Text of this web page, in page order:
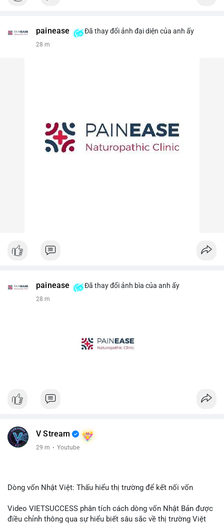
painease Đã thay đổi ảnh đại diện của anh ấy
28 m
painease Đã thay đổi ảnh bìa của anh ấy
28 m
V Stream
29 m · Youtube
Dòng vốn Nhật Việt: Thấu hiểu thị trường để kết nối vốn
Video VIETSUCCESS phân tích cách dòng vốn Nhật Bản được
điều chỉnh thông qua sự hiểu biết sâu sắc về thị trường Việt